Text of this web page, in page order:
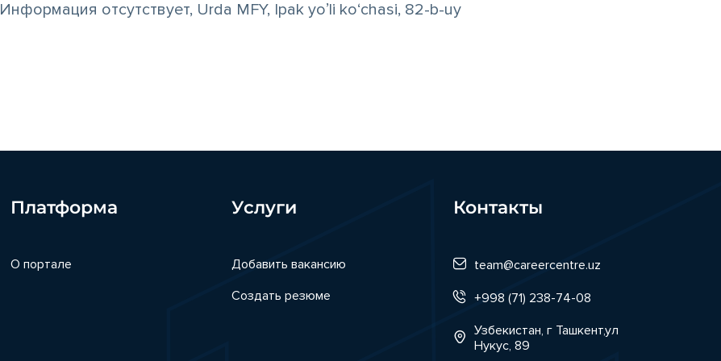
Информация отсутствует, Urda MFY, Ipak yoʼli ko‘chasi, 82-b-uy
Платформа
О портале
Услуги
Добавить вакансию
Создать резюме
Контакты
team@careercentre.uz
+998 (71) 238-74-08
Узбекистан, г Ташкент,ул
Нукус, 89